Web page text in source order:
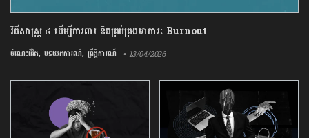
វិធីសាស្រ្ត ៤ ​ដើម្បី​ការពារ និងគ្រប់គ្រង​អាការៈ Burnout
ចំណេះជីវិត, បទយកការណ៍, ព្រឹត្តិការណ៍ • 13/04/2026